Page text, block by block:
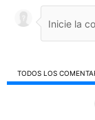
TODOS LOS
Todos los